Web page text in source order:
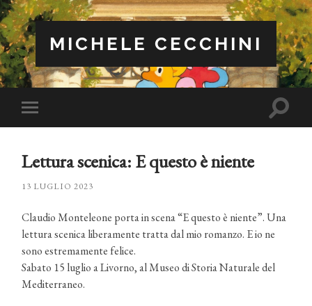
MICHELE CECCHINI
Attiva/disattiva
il
dispositivi
Attiva/
Lettura scenica: E questo è niente
13 LUGLIO 2023
Claudio Monteleone porta in scena “E questo è niente”. Una
lettura scenica liberamente tratta dal mio romanzo. E io ne
sono estremamente felice.
Sabato 15 luglio a Livorno, al Museo di Storia Naturale del
Mediterraneo.